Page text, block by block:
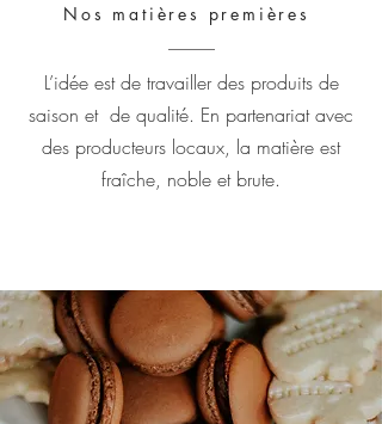
Nos matières premières
L’idée est de travailler des produits de
saison et de qualité. En partenariat avec
des producteurs locaux, la matière est
fraîche, noble et brute.